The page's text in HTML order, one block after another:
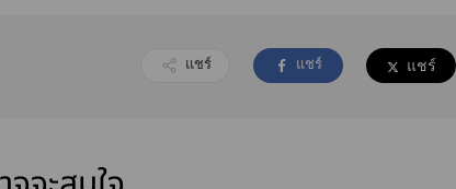
แชร์ แชร์ แชร์